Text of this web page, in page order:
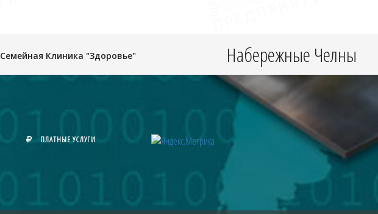
Семейная Клиника "Здоровье" Набережные Челны
ПЛАТНЫЕ УСЛУГИ